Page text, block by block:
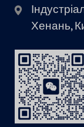
Хенань,